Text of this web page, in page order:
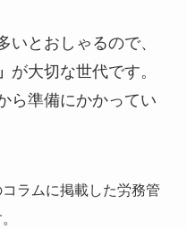
いとおしゃるので、
が大切な世代です。
ら準備にかかってい
ラムに掲載した労務管